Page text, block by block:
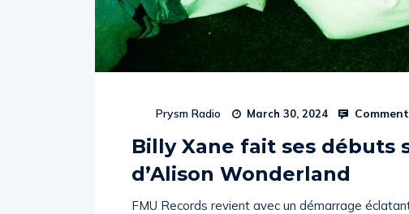
Prysm Radio March 30, 2024
Billy Xane fait ses débuts
d’Alison Wonderland
FMU Records revient avec un démarrage